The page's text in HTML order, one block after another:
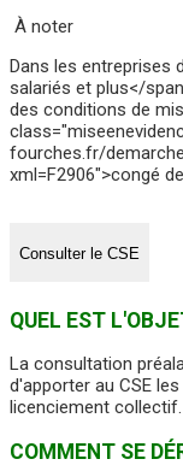
À noter
Dans les entreprises
salariés et plus</
des conditions de
fourches.fr/
xml=F2906">congé
Consulter le CSE
QUEL EST
La consultation
d'apporter au CSE
licenciement collectif.
COMMENT SE